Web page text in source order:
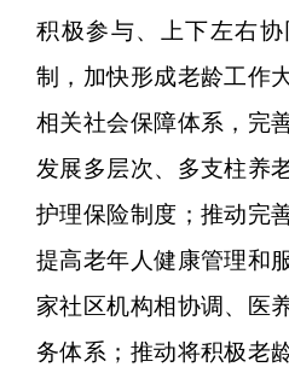
积极参与、上下左右
制，加快形成老龄工作
相关社会保障体系，完
发展多层次、多支柱养
护理保险制度；推动完
提高老年人健康管理和
家社区机构相协调、医
务体系；推动将积极老